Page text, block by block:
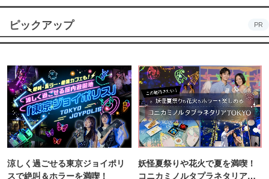
ピックアップ PR
涼しく過ごせる東京ジョイポリ
スで絶叫＆ホラーを満喫！
妖怪夏祭りや花火で夏を満喫！
コニカミノルタプラネタリア